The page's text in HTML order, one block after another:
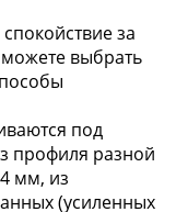
за
выбрать
под
профиля разной
мм, из
(усиленных